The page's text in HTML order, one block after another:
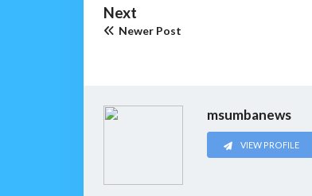
Next
Newer Post
msumbanews
VIEW PROFILE